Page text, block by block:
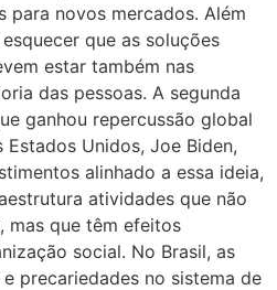
para novos mercados. Além
que as soluções
estar também nas
das pessoas. A segunda
ganhou repercussão global
Unidos, Joe Biden,
alinhado a essa ideia,
atividades que não
mas que têm efeitos
social. No Brasil, as
precariedades no sistema de